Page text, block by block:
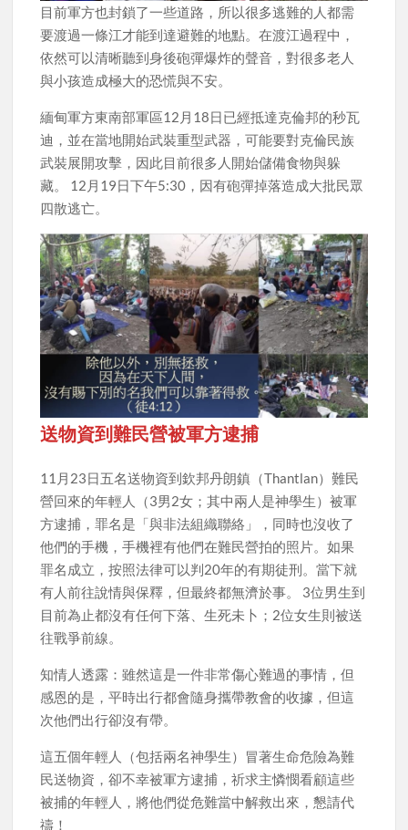
目前軍方也封鎖了一些道路，所以很多逃難的人都需
要渡過一條江才能到達避難的地點。在渡江過程中，
依然可以清晰聽到身後砲彈爆炸的聲音，對很多老人
與小孩造成極大的恐慌與不安。
緬甸軍方東南部軍區12月18日已經抵達克倫邦的秒瓦
迪，並在當地開始武裝重型武器，可能要對克倫民族
武裝展開攻擊，因此目前很多人開始儲備食物與躲
藏。 12月19日下午5:30，因有砲彈掉落造成大批民眾
四散逃亡。
送物資到難民營被軍方逮捕
11月23日五名送物資到欽邦丹朗鎮（Thantlan）難民
營回來的年輕人（3男2女；其中兩人是神學生）被軍
方逮捕，罪名是「與非法組織聯絡」，同時也沒收了
他們的手機，手機裡有他們在難民營拍的照片。如果
罪名成立，按照法律可以判20年的有期徒刑。當下就
有人前往說情與保釋，但最終都無濟於事。 3位男生到
目前為止都沒有任何下落、生死未卜；2位女生則被送
往戰爭前線。
知情人透露：雖然這是一件非常傷心難過的事情，但
感恩的是，平時出行都會隨身攜帶教會的收據，但這
次他們出行卻沒有帶。
這五個年輕人（包括兩名神學生）冒著生命危險為難
民送物資，卻不幸被軍方逮捕，祈求主憐憫看顧這些
被捕的年輕人，將他們從危難當中解救出來，懇請代
禱！